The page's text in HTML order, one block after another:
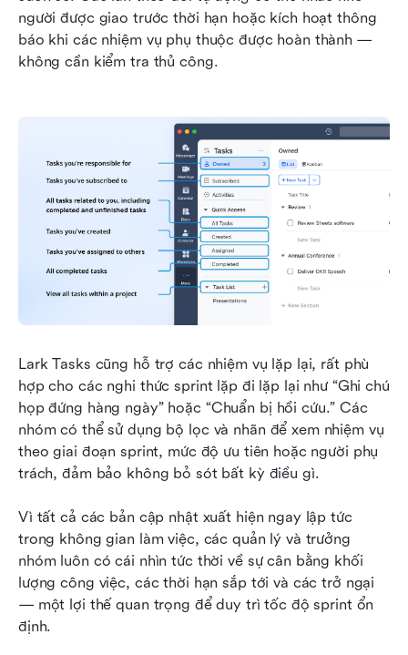
người được giao trước thời hạn hoặc kích hoạt thông
báo khi các nhiệm vụ phụ thuộc được hoàn thành —
không cần kiểm tra thủ công.
Lark Tasks cũng hỗ trợ các nhiệm vụ lặp lại, rất phù
hợp cho các nghi thức sprint lặp đi lặp lại như “Ghi chú
họp đứng hàng ngày” hoặc “Chuẩn bị hồi cứu.” Các
nhóm có thể sử dụng bộ lọc và nhãn để xem nhiệm vụ
theo giai đoạn sprint, mức độ ưu tiên hoặc người phụ
trách, đảm bảo không bỏ sót bất kỳ điều gì.
Vì tất cả các bản cập nhật xuất hiện ngay lập tức
trong không gian làm việc, các quản lý và trưởng
nhóm luôn có cái nhìn tức thời về sự cân bằng khối
lượng công việc, các thời hạn sắp tới và các trở ngại
— một lợi thế quan trọng để duy trì tốc độ sprint ổn
định.